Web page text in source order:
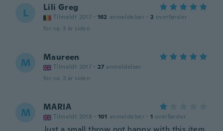
L Lili Greg
Tilmeldt 2017 · 162 anmeldelser · 2 overførsler
for ca. 3 år siden
M Maureen
Tilmeldt 2017 · 27 anmeldelser
for ca. 3 år siden
M MARIA
Tilmeldt 2018 · 101 anmeldelser · 1 overførsler